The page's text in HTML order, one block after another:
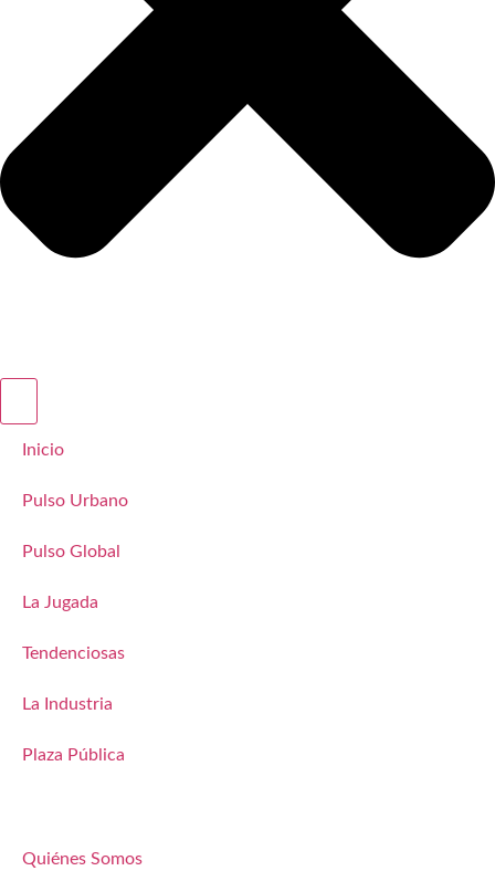
Inicio
Pulso Urbano
Pulso Global
La Jugada
Tendenciosas
La Industria
Plaza Pública
Quiénes Somos